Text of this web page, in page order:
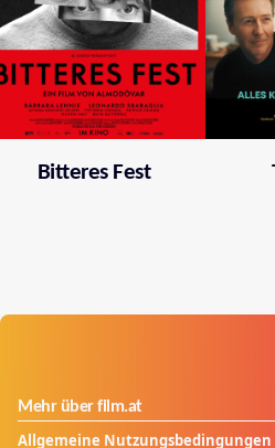
Bitteres Fest
Mehr über film.at
Allgemeine Nutzungsbedingungen